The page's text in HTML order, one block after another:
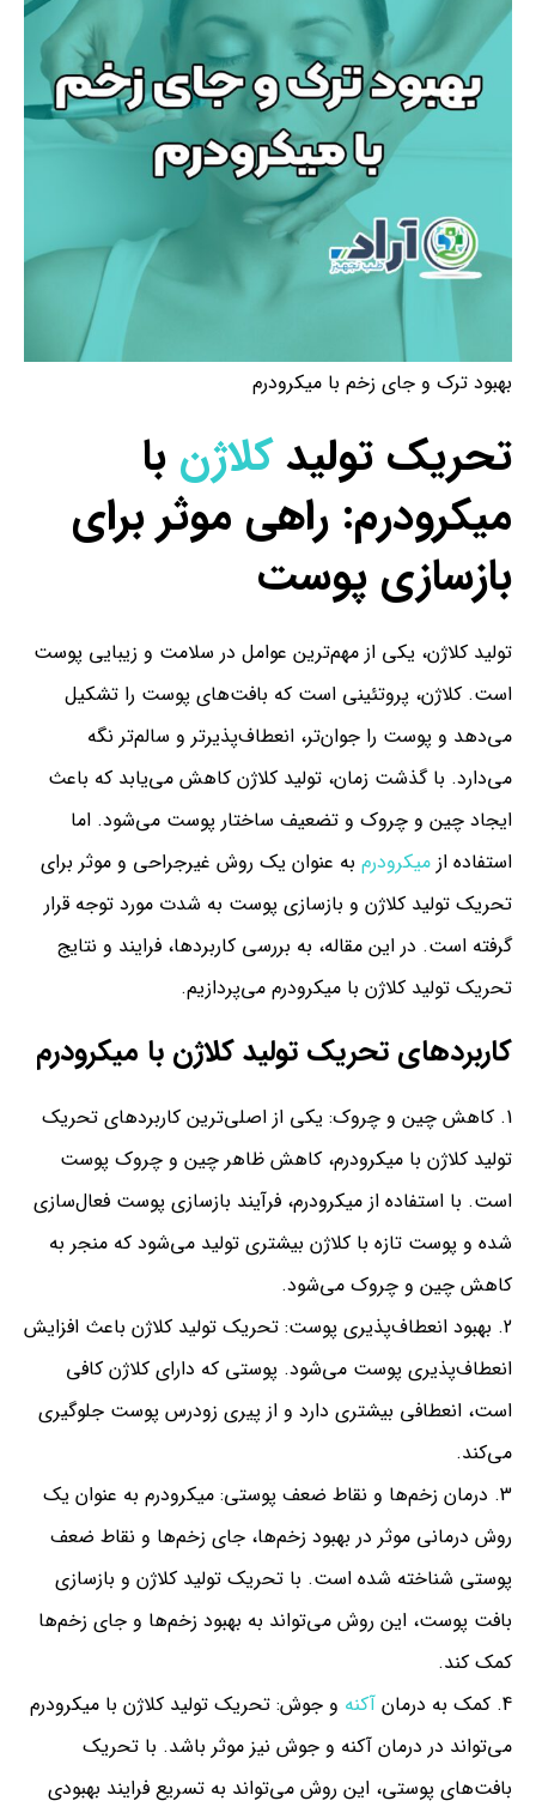
بهبود ترک و جای زخم با میکرودرم
تحریک تولیدکلاژن با
میکرودرم: راهی موثر برای
بازسازی پوست
تولید کلاژن، یکی از مهم‌ترین عوامل در سلامت و زیبایی پوست
است. کلاژن، پروتئینی است که بافت‌های پوست را تشکیل
می‌دهد و پوست را جوان‌تر، انعطاف‌پذیرتر و سالم‌تر نگه
می‌دارد. با گذشت زمان، تولید کلاژن کاهش می‌یابد که باعث
ایجاد چین و چروک و تضعیف ساختار پوست می‌شود. اما
استفاده از میکرودرم به عنوان یک روش غیرجراحی و موثر برای
تحریک تولید کلاژن و بازسازی پوست به شدت مورد توجه قرار
گرفته است. در این مقاله، به بررسی کاربردها، فرایند و نتایج
تحریک تولید کلاژن با میکرودرم می‌پردازیم.
کاربردهای تحریک تولید کلاژن با میکرودرم
کاهش چین و چروک: یکی از اصلی‌ترین کاربردهای تحریک
تولید کلاژن با میکرودرم، کاهش ظاهر چین و چروک پوست
است. با استفاده از میکرودرم، فرآیند بازسازی پوست فعال‌سازی
شده و پوست تازه با کلاژن بیشتری تولید می‌شود که منجر به
کاهش چین و چروک می‌شود.
بهبود انعطاف‌پذیری پوست: تحریک تولید کلاژن باعث افزایش
انعطاف‌پذیری پوست می‌شود. پوستی که دارای کلاژن کافی
است، انعطافی بیشتری دارد و از پیری زودرس پوست جلوگیری
می‌کند.
درمان زخم‌ها و نقاط ضعف پوستی: میکرودرم به عنوان یک
روش درمانی موثر در بهبود زخم‌ها، جای زخم‌ها و نقاط ضعف
پوستی شناخته شده است. با تحریک تولید کلاژن و بازسازی
بافت پوست، این روش می‌تواند به بهبود زخم‌ها و جای زخم‌ها
کمک کند.
کمک به درمان آکنه و جوش: تحریک تولید کلاژن با میکرودرم
می‌تواند در درمان آکنه و جوش نیز موثر باشد. با تحریک
بافت‌های پوستی، این روش می‌تواند به تسریع فرایند بهبودی